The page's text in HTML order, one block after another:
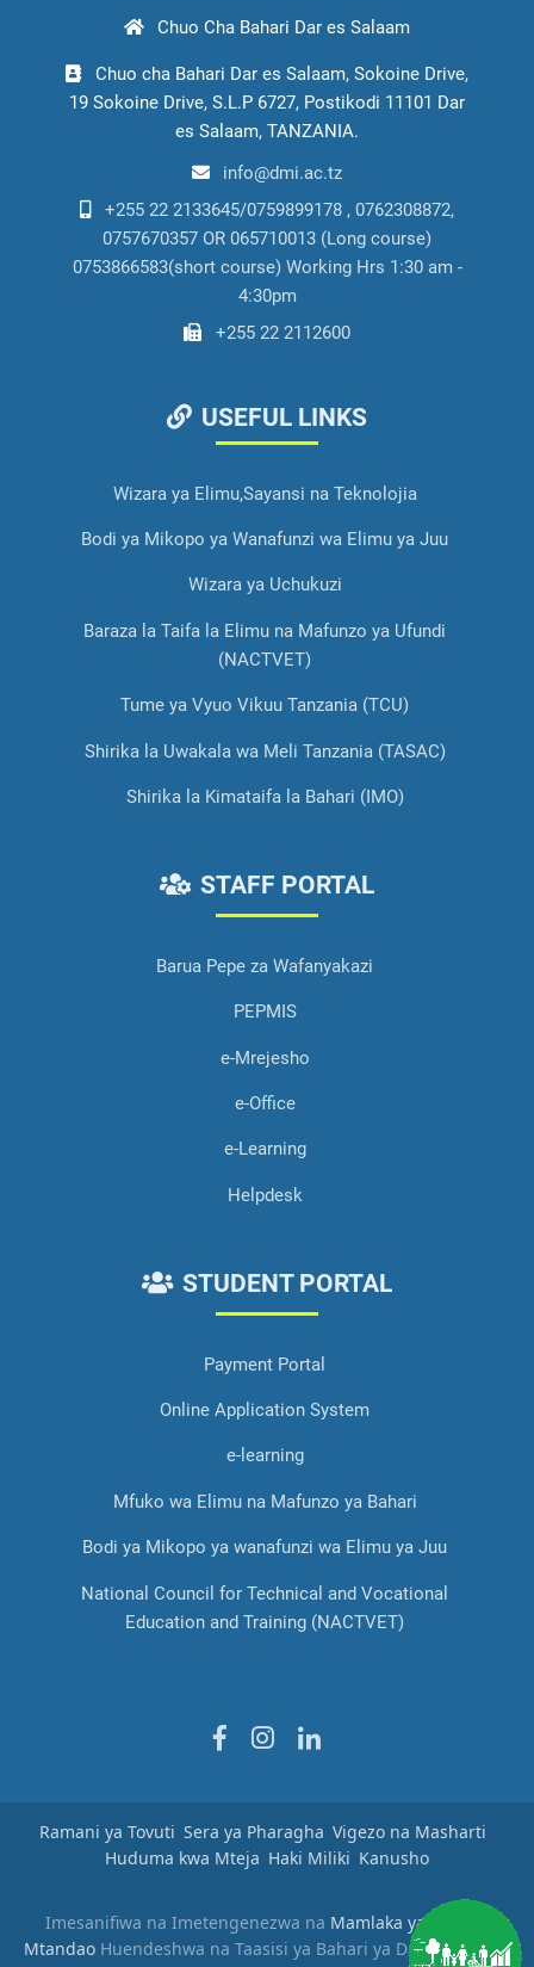
Chuo Cha Bahari Dar es Salaam
Chuo cha Bahari Dar es Salaam, Sokoine Drive,
19 Sokoine Drive, S.L.P 6727, Postikodi 11101 Dar
es Salaam, TANZANIA.
info@dmi.ac.tz
+255 22 2133645/0759899178 , 0762308872,
0757670357 OR 065710013 (Long course)
0753866583(short course) Working Hrs 1:30 am -
4:30pm
+255 22 2112600
USEFUL LINKS
Wizara ya Elimu,Sayansi na Teknolojia
Bodi ya Mikopo ya Wanafunzi wa Elimu ya Juu
Wizara ya Uchukuzi
Baraza la Taifa la Elimu na Mafunzo ya Ufundi
(NACTVET)
Tume ya Vyuo Vikuu Tanzania (TCU)
Shirika la Uwakala wa Meli Tanzania (TASAC)
Shirika la Kimataifa la Bahari (IMO)
STAFF PORTAL
Barua Pepe za Wafanyakazi
PEPMIS
e-Mrejesho
e-Office
e-Learning
Helpdesk
STUDENT PORTAL
Payment Portal
Online Application System
e-learning
Mfuko wa Elimu na Mafunzo ya Bahari
Bodi ya Mikopo ya wanafunzi wa Elimu ya Juu
National Council for Technical and Vocational
Education and Training (NACTVET)
Ramani ya Tovuti Sera ya Pharagha Vigezo na Masharti
Huduma kwa Mteja Haki Miliki Kanusho
Imesanifiwa na Imetengenezwa na Mamlaka ya Serikali
Mtandao Huendeshwa na Taasisi ya Bahari ya Dar es Salaam